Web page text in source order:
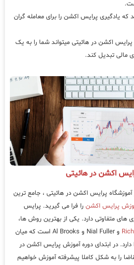
یادگیری پرایس اکشن را برای معامله گران
اکشن در هائیتی میتواند شما را به یک
مالی تبدیل کند.
اکشن در هائیتی
آموزشگاه پرایس اکشن در هائیتی ، جامع ترین
پرایس اکشن را فرا می گیرید. پرایس
های متفاوتی دارد. یکی از بهترین روش ها،
و Nial Fuller و Al Brooks است که میان
دارد. در ابتدای دوره آموزش پرایس اکشن در
را به شکل کاملا پیشرفته آموزش خواهیم